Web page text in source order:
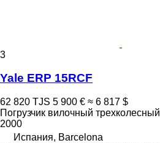
3
Yale ERP 15RCF
62 820 TJS 5 900 € ≈ 6 817 $
Погрузчик вилочный трехколесный
2000
Испания, Barcelona